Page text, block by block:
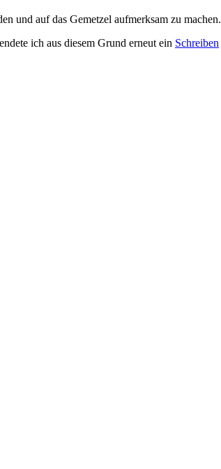
und auf das Gemetzel aufmerksam zu machen.
ich aus diesem Grund erneut ein Schreiben